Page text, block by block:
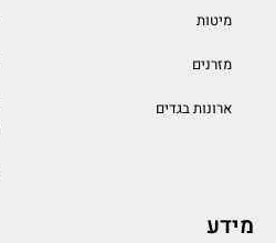
מיטות
מזרנים
ארונות בגדים
מידע